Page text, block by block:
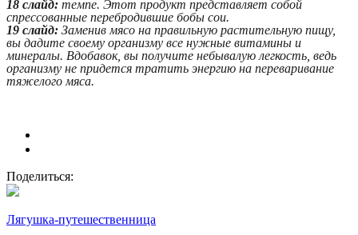
18 слайд: темпе. Этот продукт представляет собой
спрессованные перебродившие бобы сои.
19 слайд: Заменив мясо на правильную растительную пищу,
вы дадите своему организму все нужные витамины и
минералы. Вдобавок, вы получите небывалую легкость, ведь
организму не придется тратить энергию на переваривание
тяжелого мяса.
Поделиться:
Лягушка-путешественница